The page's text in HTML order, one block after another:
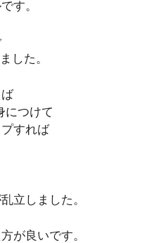
す。
した。
につけて
すれば
立しました。
が良いです。